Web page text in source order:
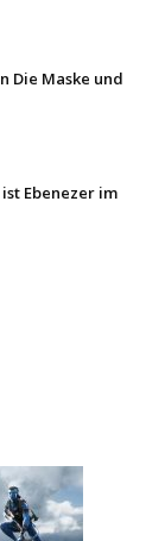
Die Maske und
Ebenezer im